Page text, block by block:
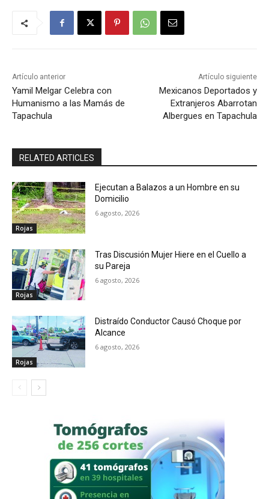
Artículo anterior
Yamil Melgar Celebra con
Humanismo a las Mamás de
Tapachula
Artículo siguiente
Mexicanos Deportados y
Extranjeros Abarrotan
Albergues en Tapachula
RELATED ARTICLES
Rojas
Ejecutan a Balazos a un Hombre en su
Domicilio
6 agosto, 2026
Rojas
Tras Discusión Mujer Hiere en el Cuello a
su Pareja
6 agosto, 2026
Rojas
Distraído Conductor Causó Choque por
Alcance
6 agosto, 2026